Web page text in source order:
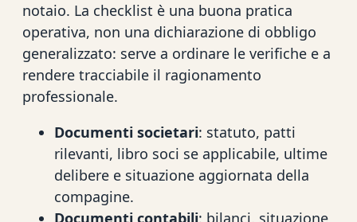
notaio. La checklist è una buona pratica
operativa, non una dichiarazione di obbligo
generalizzato: serve a ordinare le verifiche e a
rendere tracciabile il ragionamento
professionale.
Documenti societari: statuto, patti
rilevanti, libro soci se applicabile, ultime
delibere e situazione aggiornata della
compagine.